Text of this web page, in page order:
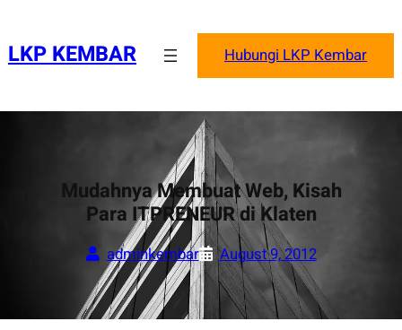
content
LKP KEMBAR Hubungi LKP Kembar
Mudahnya Membuat Web, Kisah
Para ITPRENEUR di Klaten
adminkembar August 9, 2012